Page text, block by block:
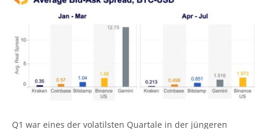
Q1 war eines der volatilsten Quartale in der jüngeren